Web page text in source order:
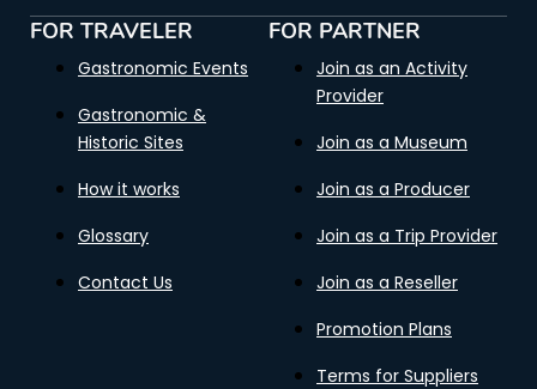
FOR TRAVELER
Gastronomic Events
Gastronomic &
Historic Sites
How it works
Glossary
Contact Us
FOR PARTNER
Join as an Activity
Provider
Join as a Museum
Join as a Producer
Join as a Trip Provider
Join as a Reseller
Promotion Plans
Terms for Suppliers